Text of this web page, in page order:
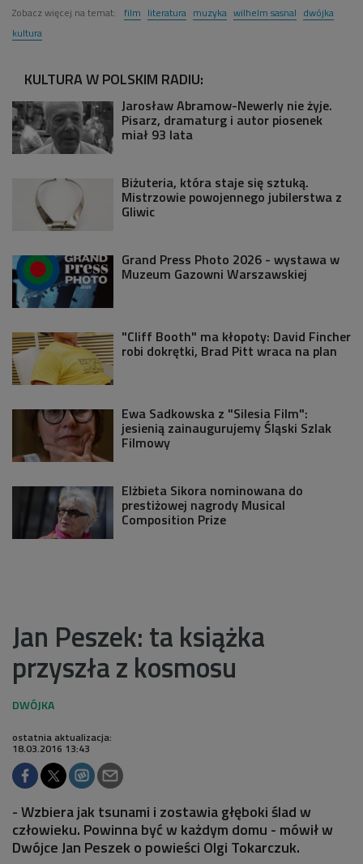
Zobacz więcej na temat: film literatura muzyka wilhelm sasnal dwójka
kultura
KULTURA W POLSKIM RADIU:
Jarosław Abramow-Newerly nie żyje.
Pisarz, dramaturg i autor piosenek
miał 93 lata
Biżuteria, która staje się sztuką.
Mistrzowie powojennego jubilerstwa z
Gliwic
Grand Press Photo 2026 - wystawa w
Muzeum Gazowni Warszawskiej
"Cliff Booth" ma kłopoty: David Fincher
robi dokrętki, Brad Pitt wraca na plan
Ewa Sadkowska z "Silesia Film":
jesienią zainaugurujemy Śląski Szlak
Filmowy
Elżbieta Sikora nominowana do
prestiżowej nagrody Musical
Composition Prize
Jan Peszek: ta książka
przyszła z kosmosu
ostatnia aktualizacja:
18.03.2016 13:43
- Wzbiera jak tsunami i zostawia głęboki ślad w
człowieku. Powinna być w każdym domu - mówił w
Dwójce Jan Peszek o powieści Olgi Tokarczuk.